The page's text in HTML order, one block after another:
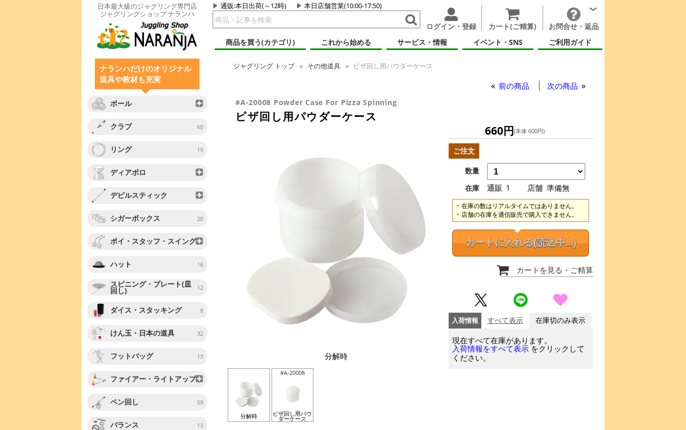
日本最大級のジャグリング専門店
ジャグリングショップ ナランハ
通販:本日出荷(～12時) 本日店舗営業(10:00-17:50)
ログイン・登録 カート(ご精算)
お問合せ・返品
商品を買う(カテゴリ)
これから始める サービス・情報 イベント・SNS ご利用ガイド
ナランハだけのオリジナル
道具や教材も充実
ボール
クラブ 60
リング 19
ディアボロ
デビルスティック
シガーボックス 20
ポイ・スタッフ・スイング
ハット 16
スピニング・プレート(皿
回し) 12
ダイス・スタッキング 8
けん玉・日本の道具 32
フットバッグ 13
ファイアー・ライトアップ
ペン回し 59
バランス 13
ジャグリング トップ その他道具 ピザ回し用パウダーケース
前の商品 次の商品
#A-20008 Powder Case For Pizza Spinning
ピザ回し用パウダーケース
分解時
分解時
#A-20008
ピザ回し用パウ
ダーケース
660円(本体 600円)
ご注文
数量
在庫
通販 1 店舗 準備無
在庫の数はリアルタイムではありません。
店舗の在庫を通信販売で購入できません。
カートに入れる(読込中...)
カートを見る ・ご精算
入荷情報 すべて表示 在庫切のみ表示
現在すべて在庫があります。
入荷情報をすべて表示 をクリックして
ください。